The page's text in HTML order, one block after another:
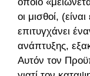
οι μισθοί,
επιτυγχάνει
ανάπτυξης,
Αυτόν τον